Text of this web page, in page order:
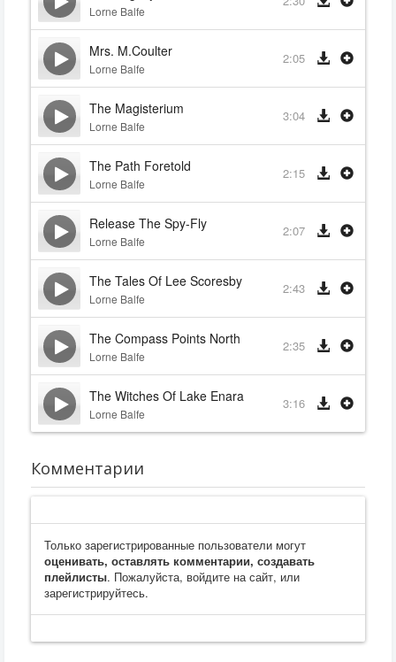
Lorne Balfe
Mrs. M.Coulter
Lorne Balfe
2:05
The Magisterium
Lorne Balfe
3:04
The Path Foretold
Lorne Balfe
2:15
Release The Spy-Fly
Lorne Balfe
2:07
The Tales Of Lee Scoresby
Lorne Balfe
2:43
The Compass Points North
Lorne Balfe
2:35
The Witches Of Lake Enara
Lorne Balfe
3:16
Комментарии
Только зарегистрированные пользователи могут
оценивать, оставлять комментарии, создавать
плейлисты. Пожалуйста, войдите на сайт, или
зарегистрируйтесь.